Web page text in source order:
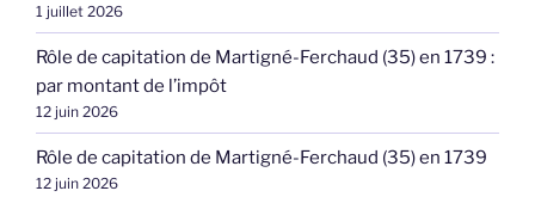
1 juillet 2026
Rôle de capitation de Martigné-Ferchaud (35) en 1739 :
par montant de l’impôt
12 juin 2026
Rôle de capitation de Martigné-Ferchaud (35) en 1739
12 juin 2026